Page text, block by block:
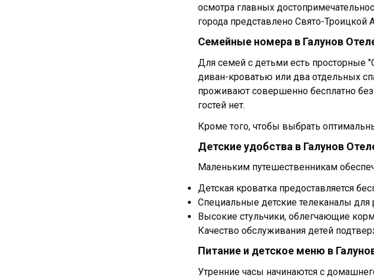
осмотра главных
города представлено Свято-
Семейные номера в Галунов
Для семей с детьми есть
диван-кроватью или два отдельных
проживают совершенно бесплатно
гостей нет.
Кроме того, чтобы выбрать
Детские удобства в Галунов
Маленьким путешественникам
Детская кроватка предоставляется
Специальные детские телеканалы для
Высокие стульчики, облегчающие
Качество обслуживания детей
Питание и детское меню в
Утренние часы начинаются с